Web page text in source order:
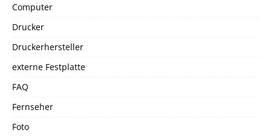
Computer
Drucker
Druckerhersteller
externe Festplatte
FAQ
Fernseher
Foto